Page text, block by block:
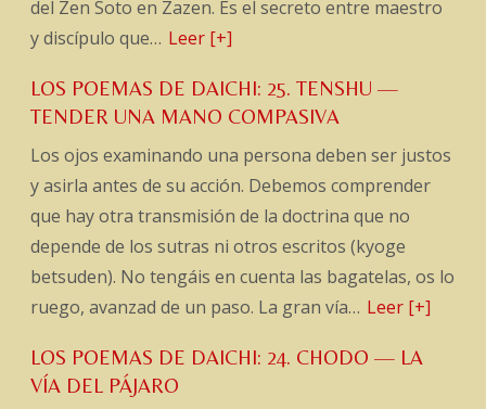
del Zen Soto en Zazen. Es el secreto entre maestro
y discípulo que… Leer [+]
LOS POEMAS DE DAICHI: 25. TENSHU —
TENDER UNA MANO COMPASIVA
Los ojos examinando una persona deben ser justos
y asirla antes de su acción. Debemos comprender
que hay otra transmisión de la doctrina que no
depende de los sutras ni otros escritos (kyoge
betsuden). No tengáis en cuenta las bagatelas, os lo
ruego, avanzad de un paso. La gran vía… Leer [+]
LOS POEMAS DE DAICHI: 24. CHODO — LA
VÍA DEL PÁJARO